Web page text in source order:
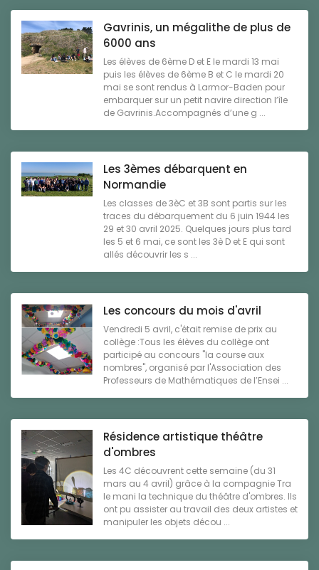
Gavrinis, un mégalithe de plus de
6000 ans
Les élèves de 6ème D et E le mardi 13 mai
puis les élèves de 6ème B et C le mardi 20
mai se sont rendus à Larmor-Baden pour
embarquer sur un petit navire direction l’île
de Gavrinis.Accompagnés d’une g ...
Les 3èmes débarquent en
Normandie
Les classes de 3èC et 3B sont partis sur les
traces du débarquement du 6 juin 1944 les
29 et 30 avril 2025. Quelques jours plus tard
les 5 et 6 mai, ce sont les 3è D et E qui sont
allés découvrir les s ...
Les concours du mois d'avril
Vendredi 5 avril, c'était remise de prix au
collège :Tous les élèves du collège ont
participé au concours "la course aux
nombres", organisé par l'Association des
Professeurs de Mathématiques de l’Ensei ...
Résidence artistique théâtre
d'ombres
Les 4C découvrent cette semaine (du 31
mars au 4 avril) grâce à la compagnie Tra
le mani la technique du théâtre d'ombres. Ils
ont pu assister au travail des deux artistes et
manipuler les objets décou ...